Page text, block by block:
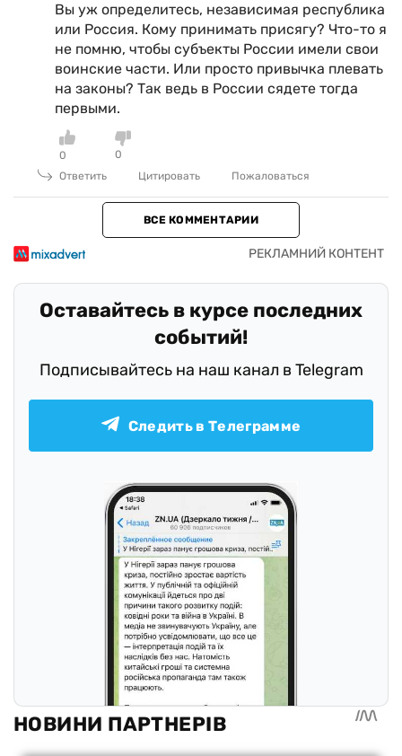
Вы уж определитесь, независимая республика
или Россия. Кому принимать присягу? Что-то я
не помню, чтобы субъекты России имели свои
воинские части. Или просто привычка плевать
на законы? Так ведь в России сядете тогда
первыми.
0
0
Ответить
Цитировать Пожаловаться
ВСЕ КОММЕНТАРИИ
Оставайтесь в курсе последних
событий!
Подписывайтесь на наш канал в Telegram
Следить в Телеграмме